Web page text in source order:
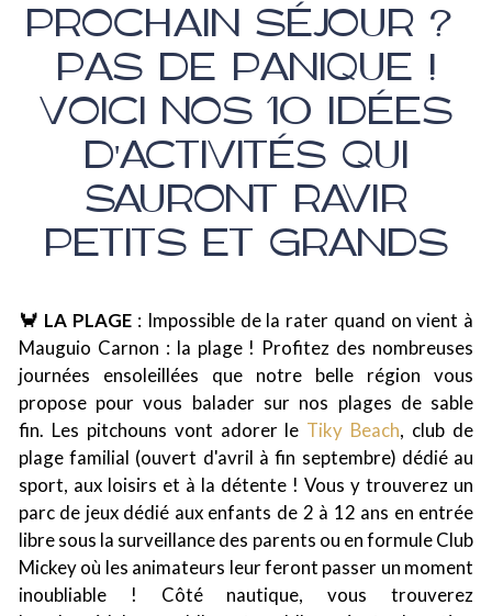
PROCHAIN SÉJOUR ?
PAS DE PANIQUE !
VOICI NOS 10 IDÉES
D'ACTIVITÉS QUI
SAURONT RAVIR
PETITS ET GRANDS
🦀 LA PLAGE : Impossible de la rater quand on vient à
Mauguio Carnon : la plage ! Profitez des nombreuses
journées ensoleillées que notre belle région vous
propose pour vous balader sur nos plages de sable
fin. Les pitchouns vont adorer le Tiky Beach, club de
plage familial (ouvert d'avril à fin septembre) dédié au
sport, aux loisirs et à la détente ! Vous y trouverez un
parc de jeux dédié aux enfants de 2 à 12 ans en entrée
libre sous la surveillance des parents ou en formule Club
Mickey où les animateurs leur feront passer un moment
inoubliable ! Côté nautique, vous trouverez